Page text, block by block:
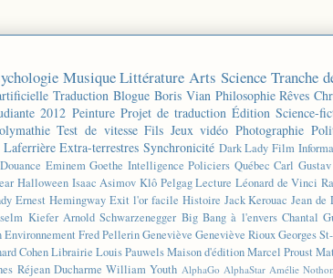
Musique Littérature Arts Science Tranche
Traduction Blogue Boris Vian Philosophie Rêves
2012 Peinture Projet de traduction Édition Science-
Test de vitesse Fils Jeux vidéo Photographie
Laferrière Extra-terrestres Synchronicité Dark Lady Film
Douance Eminem Goethe Intelligence Policiers Québec Carl Gustav
Halloween Isaac Asimov Klô Pelgag Lecture Léonard de Vinci
Ernest Hemingway Exit l'or facile Histoire Jack Kerouac Jean de
Kiefer Arnold Schwarzenegger Big Bang à l'envers Chantal
Environnement Fred PellerinGeneviève Geneviève RiouxGeorges
CohenLibrairie Louis PauwelsMaison d'éditionMarcel Proust
Réjean Ducharme William Youth AlphaGo AlphaStar Amélie